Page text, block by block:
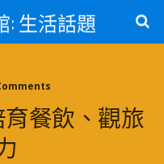
: 生活話題
餐飲、觀旅